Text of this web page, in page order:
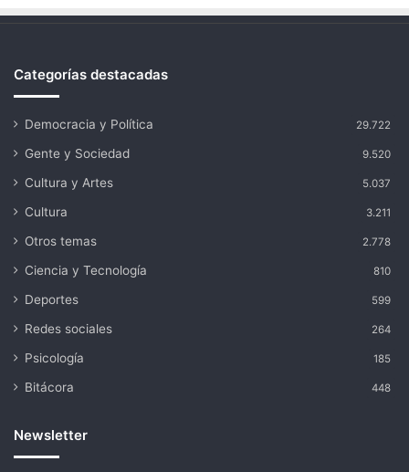
Categorías destacadas
Democracia y Política 29.722
Gente y Sociedad 9.520
Cultura y Artes 5.037
Cultura 3.211
Otros temas 2.778
Ciencia y Tecnología 810
Deportes 599
Redes sociales 264
Psicología 185
Bitácora 448
Newsletter